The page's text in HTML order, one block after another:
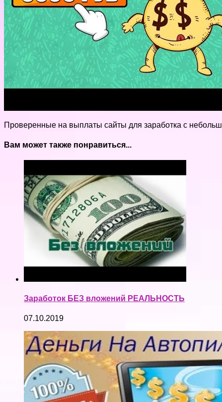
Проверенные на выплаты сайты для заработка с
Вам может также понравиться...
Заработок БЕЗ вложений РЕАЛЬНОСТЬ
07.10.2019